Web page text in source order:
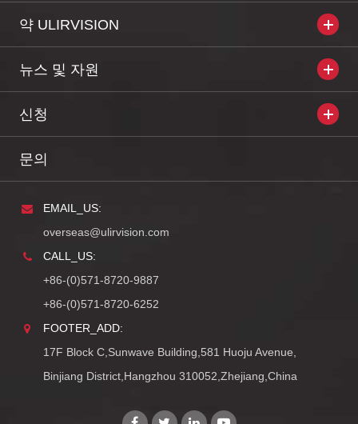
약 ULIRVISION
뉴스 및 자원
신청
문의
EMAIL_US:
overseas@ulirvision.com
CALL_US:
+86-(0)571-8720-9887
+86-(0)571-8720-6252
FOOTER_ADD:
17F Block C,Sunwave Building,581 Huoju Avenue,
Binjiang District,Hangzhou 310052,Zhejiang,China